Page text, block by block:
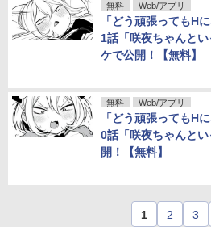
無料 Web/アプリ
「どう頑張ってもH
1話「咲夜ちゃんと
ケで公開！【無料】
無料 Web/アプリ
「どう頑張ってもH
0話「咲夜ちゃんと
開！【無料】
1 2 3